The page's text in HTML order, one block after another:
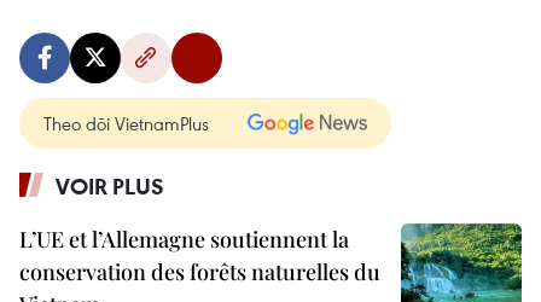
Theo dõi VietnamPlus
VOIR PLUS
L’UE et l’Allemagne soutiennent la
conservation des forêts naturelles du